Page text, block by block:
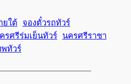
ยใต้ จองตั๋วรถทัวร์
รศรีร่มเย็นทัวร์ นครศรีราชา
พทัวร์